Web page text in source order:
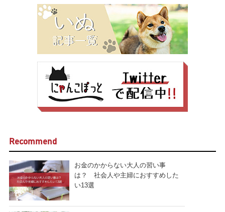
Recommend
お金のかからない大人の習い事
は？ 社会人や主婦におすすめした
い13選